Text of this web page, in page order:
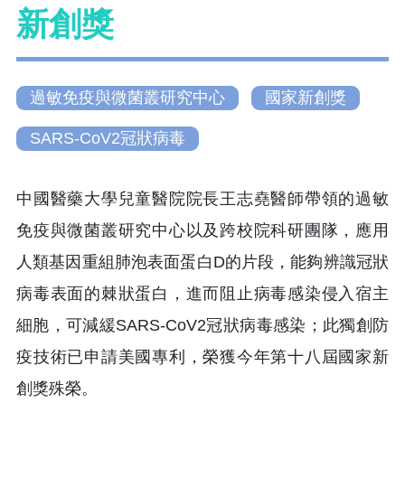
新創獎
過敏免疫與微菌叢研究中心 國家新創獎
SARS-CoV2冠狀病毒
中國醫藥大學兒童醫院院長王志堯醫師帶領的過敏
免疫與微菌叢研究中心以及跨校院科研團隊，應用
人類基因重組肺泡表面蛋白D的片段，能夠辨識冠狀
病毒表面的棘狀蛋白，進而阻止病毒感染侵入宿主
細胞，可減緩SARS-CoV2冠狀病毒感染；此獨創防
疫技術已申請美國專利，榮獲今年第十八屆國家新
創獎殊榮。